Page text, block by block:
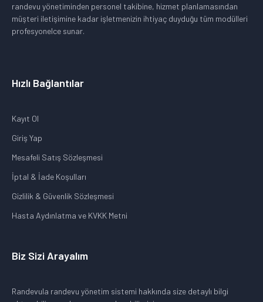
randevu yönetiminden personel takibine, hizmet planlamasından
müşteri iletişimine kadar işletmenizin ihtiyaç duyduğu tüm modülleri
profesyonelce sunar.
Hızlı Bağlantılar
Kayıt Ol
Giriş Yap
Mesafeli Satış Sözleşmesi
İptal & İade Koşulları
Gizlilik & Güvenlik Sözleşmesi
Hasta Aydınlatma ve KVKK Metni
Biz Sizi Arayalım
Randevula randevu yönetim sistemi hakkında size detaylı bilgi